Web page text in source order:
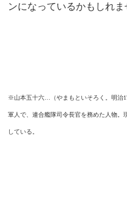
ンになっているかもしれ
※山本五十六…（やまもといそろく。明治
軍人で、連合艦隊司令長官を務めた人物。
している。